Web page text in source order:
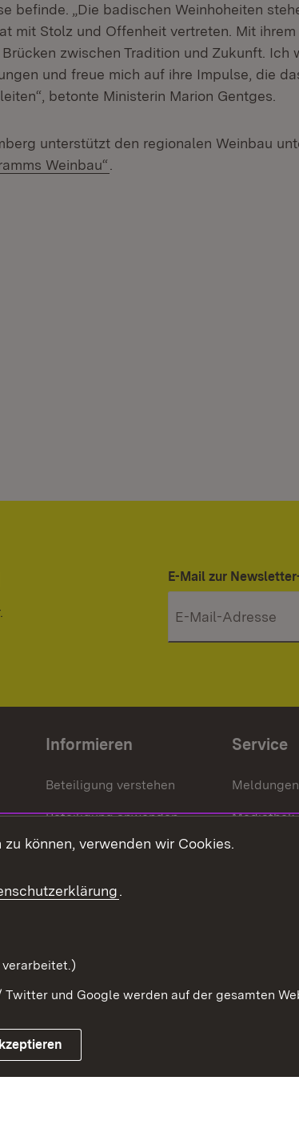
befinde. „Die badischen Weinhoheiten
mit Stolz und Offenheit vertreten. Mit
zwischen Tradition und Zukunft. Ich
und freue mich auf ihre Impulse, die
betonte Ministerin Marion Gentges.
unterstützt den regionalen Weinbau
Weinbau“
E-Mail zur
Informieren
Beteiligung verstehen
Beteiligung anwenden
Beteiligung stärken
Service
Meldungen
Mediathek
Kontakt
können, verwenden wir Cookies.
.
und Google werden auf der gesamten